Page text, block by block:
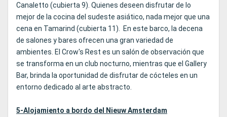
Canaletto (cubierta 9). Quienes deseen disfrutar de lo
mejor de la cocina del sudeste asiático, nada mejor que una
cena en Tamarind (cubierta 11). En este barco, la decena
de salones y bares ofrecen una gran variedad de
ambientes. El Crow's Rest es un salón de observación que
se transforma en un club nocturno, mientras que el Gallery
Bar, brinda la oportunidad de disfrutar de cócteles en un
entorno dedicado al arte abstracto.
5-Alojamiento a bordo del Nieuw Amsterdam